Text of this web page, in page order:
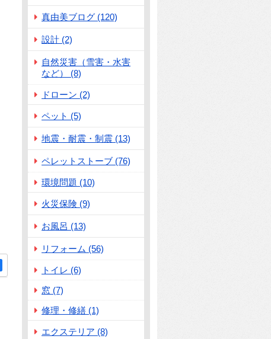
真由美ブログ (120)
設計 (2)
自然災害（雪害・水害
など） (8)
ドローン (2)
ペット (5)
地震・耐震・制震 (13)
ペレットストーブ (76)
環境問題 (10)
火災保険 (9)
お風呂 (13)
リフォーム (56)
トイレ (6)
窓 (7)
修理・修繕 (1)
エクステリア (8)